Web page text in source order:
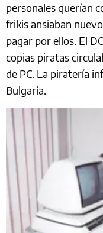
personales querían
frikis ansiaban
pagar por ellos. El
copias piratas
de PC. La piratería
Bulgaria.